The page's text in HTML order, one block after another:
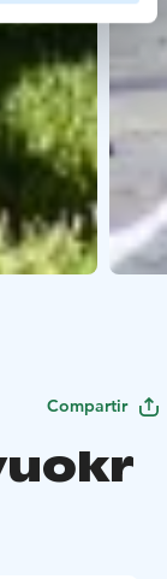
Compartir